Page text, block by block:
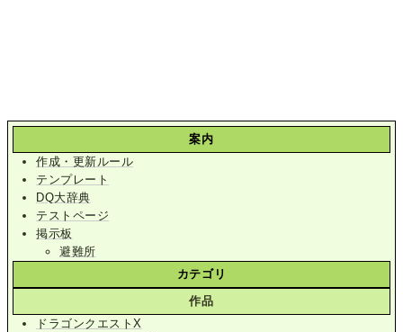
案内
作成・更新ルール
テンプレート
DQ大辞典
テストページ
掲示板
避難所
カテゴリ
作品
ドラゴンクエストX